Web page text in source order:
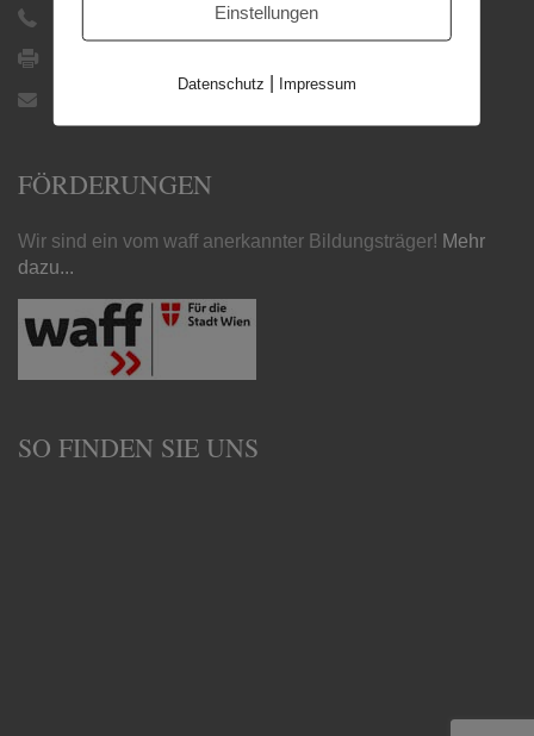
FÖRDERUNGEN
Wir sind ein vom waff anerkannter Bildungsträger! Mehr
dazu...
SO FINDEN SIE UNS
Einstellungen
Datenschutz Impressum